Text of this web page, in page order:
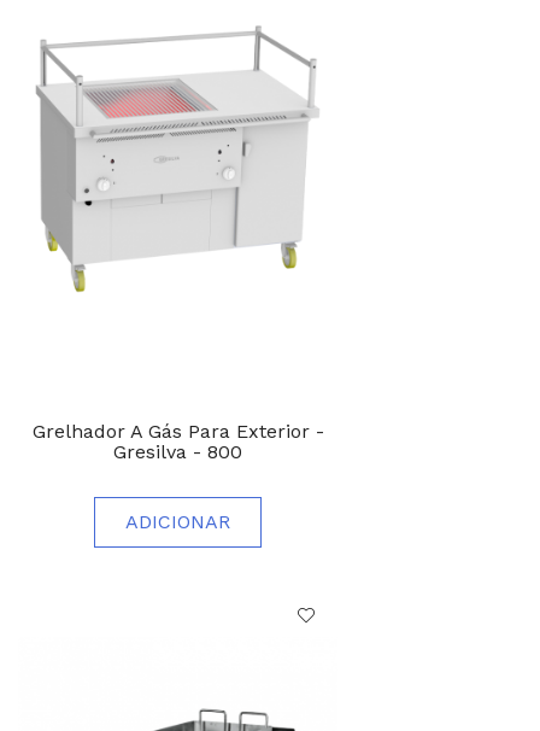
Grelhador A Gás Para Exterior -
Gresilva - 800
ADICIONAR